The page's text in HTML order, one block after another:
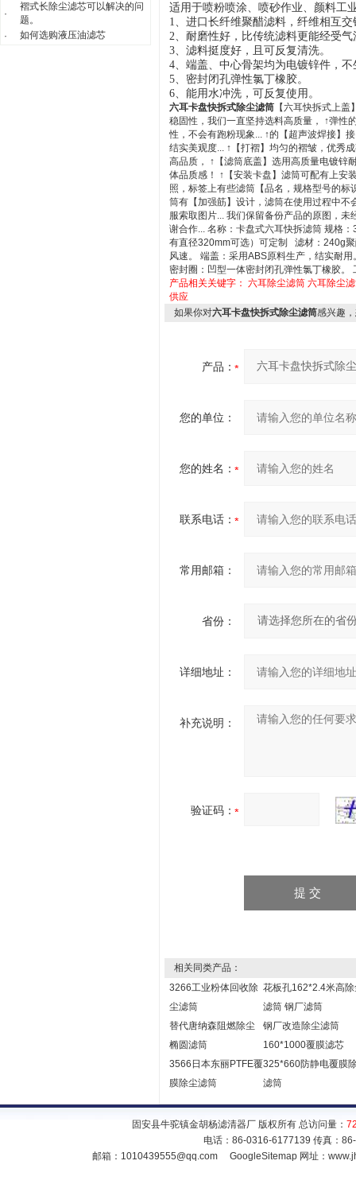
·
褶式长除尘滤芯可以解决的问
题。
·
如何选购液压油滤芯
适用于喷粉喷涂、喷砂作业、颜料工
1、进口长纤维聚醋滤料，纤维相互
2、耐磨性好，比传统滤料更能经受
3、滤料挺度好，且可反复清洗。
4、端盖、中心骨架均为电镀锌件，不
5、密封闭孔弹性氯丁橡胶。
6、 能用水冲洗，可反复使用。
六耳卡盘快拆式除尘滤筒 【六耳快拆式上
稳固性，我们一直坚持选料高质量， ↑弹性
性，不会有跑粉现象... ↑的【超声波焊接】
结实美观度... ↑【打褶】均匀的褶皱，优秀
高品质， ↑【滤筒底盖】选用高质量电镀锌
体品质感！ ↑【安装卡盘】滤筒可配有上安
照，标签上有些滤筒【品名，规格型号的
筒有【加强筋】设计，滤筒在使用过程中
服索取图片... 我们保留备份产品的原图，
谢合作... 名称：卡盘式六耳快拆滤筒 规格
有直径320mm可选）可定制 滤材：240g
风速。 端盖：采用ABS原料生产，结实耐
密封圈：凹型一体密封闭孔弹性氯丁橡胶。
产品相关关键字： 六耳除尘滤筒 六耳除尘
供应
如果你对六耳卡盘快拆式除尘滤筒感兴趣
产品：
您的单位：
您的姓名：
联系电话：
常用邮箱：
省份：
详细地址：
补充说明：
验证码：
相关同类产品：
3266工业粉体回收除
尘滤筒
花板孔162*2.4米高除
滤筒 钢厂滤筒
替代唐纳森阻燃除尘
椭圆滤筒
钢厂改造除尘滤筒
160*1000覆膜滤芯
3566日本东丽PTFE覆
膜除尘滤筒
325*660防静电覆膜
滤筒
固安县牛驼镇金胡杨滤清器厂 版权所有 总访问量：
电话：86-0316-6177139 传真：
邮箱： 1010439555@qq.com GoogleSitemap网址：